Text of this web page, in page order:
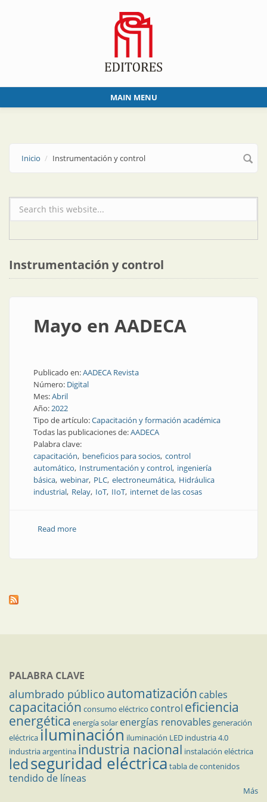
MAIN MENU
Inicio Instrumentación y control
Formulario de búsqueda
Instrumentación y control
Mayo en AADECA
Publicado en:AADECA Revista
Número: Digital
Mes:Abril
Año:2022
Tipo de artículo:Capacitación y formación académica
Todas las publicaciones de:AADECA
Palabra clave:
capacitación beneficios para socios control
automático Instrumentación y control ingeniería
básica webinar PLC electroneumática Hidráulica
industrial Relay IoT IIoT internet de las cosas
Read moreabout Mayo en AADECA
PALABRA CLAVE
alumbrado público automatización cables
capacitación consumo eléctrico control eficiencia
energética energía solar energías renovables generación
eléctricailuminación iluminación LED industria 4.0
industria argentina industria nacional instalación eléctrica
ledseguridad eléctrica tabla de contenidos
tendido de líneas
Más